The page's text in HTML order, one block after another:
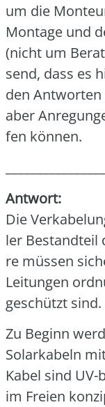
um die
Mon­ta­ge und
(nicht um
send, dass es
den Ant­wor­ten
aber
fen kön­nen.
Ant­wort:
Die
ler
re müs­sen
Lei­tun­gen
geschützt sind.
Zu Beginn
Solar­ka­beln
Kabel sind
im Frei­en